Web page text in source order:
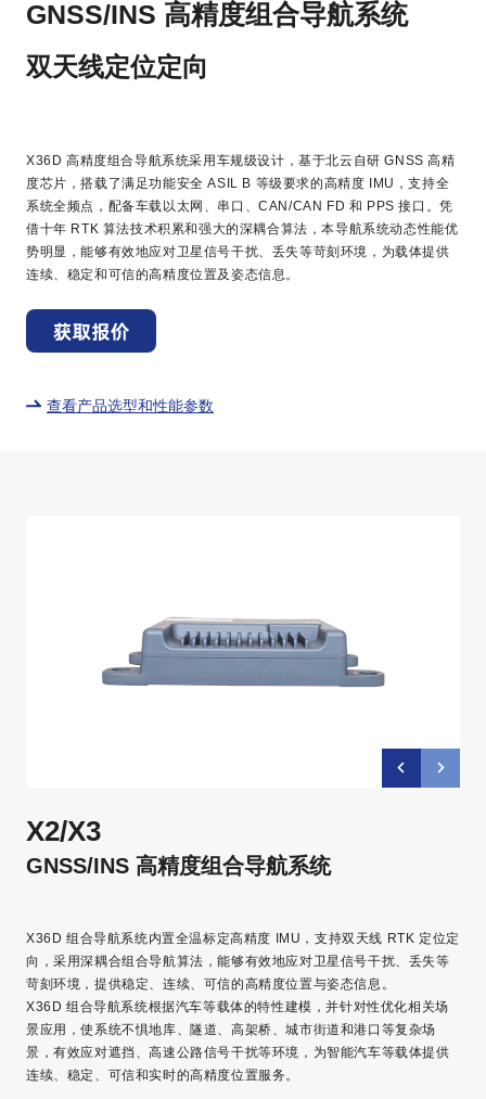
GNSS/INS 高精度组合导航系统
双天线定位定向
X36D 高精度组合导航系统采用车规级设计，基于北云自研 GNSS 高精
度芯片，搭载了满足功能安全 ASIL B 等级要求的高精度 IMU，支持全
系统全频点，配备车载以太网、串口、CAN/CAN FD 和 PPS 接口。凭
借十年 RTK 算法技术积累和强大的深耦合算法，本导航系统动态性能优
势明显，能够有效地应对卫星信号干扰、丢失等苛刻环境，为载体提供
连续、稳定和可信的高精度位置及姿态信息。
查看产品选型和性能参数
X2/X3
GNSS/INS 高精度组合导航系统
X36D 组合导航系统内置全温标定高精度 IMU，支持双天线 RTK 定位定
向，采用深耦合组合导航算法，能够有效地应对卫星信号干扰、丢失等
苛刻环境，提供稳定、连续、可信的高精度位置与姿态信息。
X36D 组合导航系统根据汽车等载体的特性建模，并针对性优化相关场
景应用，使系统不惧地库、隧道、高架桥、城市街道和港口等复杂场
景，有效应对遮挡、高速公路信号干扰等环境，为智能汽车等载体提供
连续、稳定、可信和实时的高精度位置服务。